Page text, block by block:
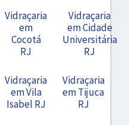
Vidraçaria
em
Cocotá
RJ
Vidraçaria
em Cidade
Universitária
RJ
Vidraçaria
em Vila
Isabel RJ
Vidraçaria
em Tijuca
RJ